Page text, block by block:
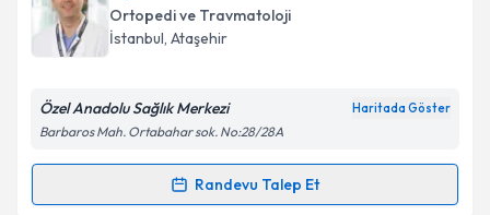
oluşturun. Size bu uzmandan randevu almanız için bir
takvim hazırlandığında e-posta ile bilgilendireceğiz.
Kişisel verilerimin işlenmesine ilişkin
Metni'ni okudum ve kişisel verilerimin belirtilen
Ortopedi ve Travmatoloji
İstanbul, Ataşehir
Özel Anadolu Sağlık Merkezi Haritada Göster
Barbaros Mah. Ortabahar sok. No:28/28A
Randevu Talep Et
Randevu Takvimi Talebi